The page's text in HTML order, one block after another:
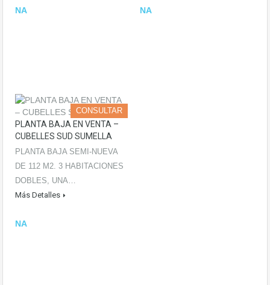
NA NA
CONSULTAR
PLANTA BAJA EN VENTA –
CUBELLES SUD SUMELLA
PLANTA BAJA SEMI-NUEVA
DE 112 M2. 3 HABITACIONES
DOBLES, UNA…
Más Detalles
NA